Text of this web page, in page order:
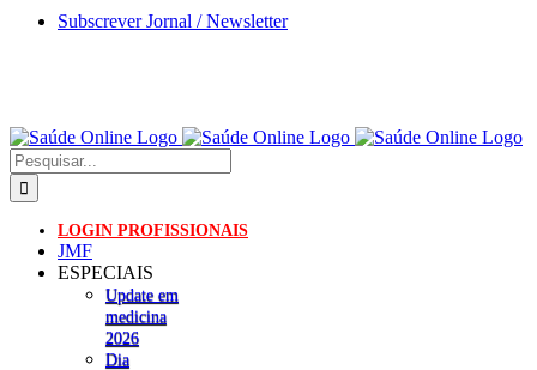
Skip
Subscrever Jornal / Newsletter
Pesquisar
LOGIN PROFISSIONAIS
JMF
ESPECIAIS
Update em
medicina
2026
Dia